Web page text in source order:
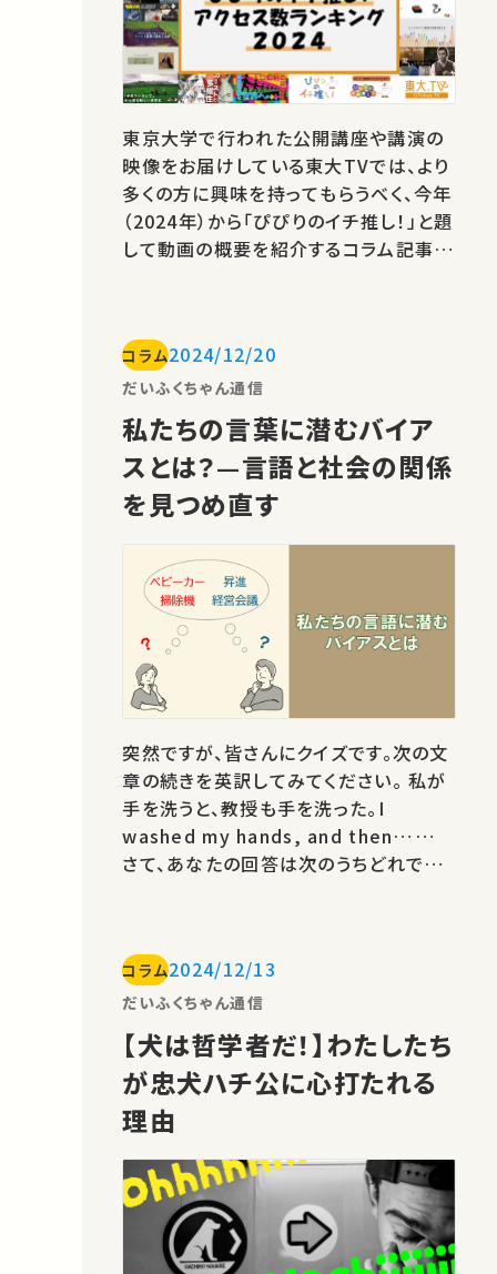
東京大学で行われた公開講座や講演の
映像をお届けしている東大TVでは、より
多くの方に興味を持ってもらうべく、今年
（2024年）から「ぴぴりのイチ推し！」と題
して動画の概要を紹介するコラム記事の
チ推し！を初めて読むという方は面白い
記事を見つける機会に、普段から読んで
くださっている方は再発見や復習…
コラム2024/12/20
だいふくちゃん通信
私たちの言葉に潜むバイア
スとは？—言語と社会の関係
を見つめ直す
突然ですが、皆さんにクイズです。次の文
章の続きを英訳してみてください。 私が
手を洗うと、教授も手を洗った。I
washed my hands, and then……
さて、あなたの回答は次のうちどれでし
their hands. この問いに対して無意識
のうちに「his」を選ぶ人が多いのではな
いかと、本講義の講師、伊藤たかね先生
は指摘します。 日本語では…
コラム2024/12/13
だいふくちゃん通信
【犬は哲学者だ！】わたしたち
が忠犬ハチ公に心打たれる
理由